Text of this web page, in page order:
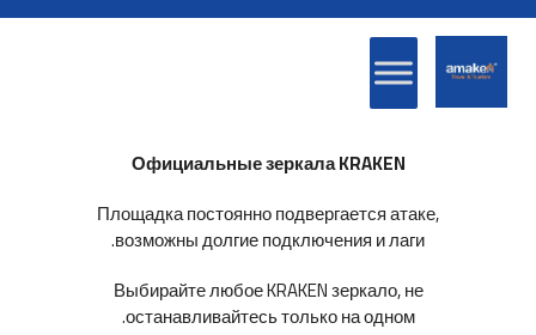
Официальные зеркала KRAKEN
Площадка постоянно подвергается атаке,
возможны долгие подключения и лаги.
Выбирайте любое KRAKEN зеркало, не
останавливайтесь только на одном.